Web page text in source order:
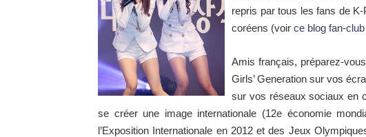
repris par tous les fans de
coréens (voir ce blog fan-
Amis français, préparez-
Girls’ Generation sur vos
sur vos réseaux sociaux en
se créer une image internationale (12e économie
l’Exposition Internationale en 2012 et des Jeux